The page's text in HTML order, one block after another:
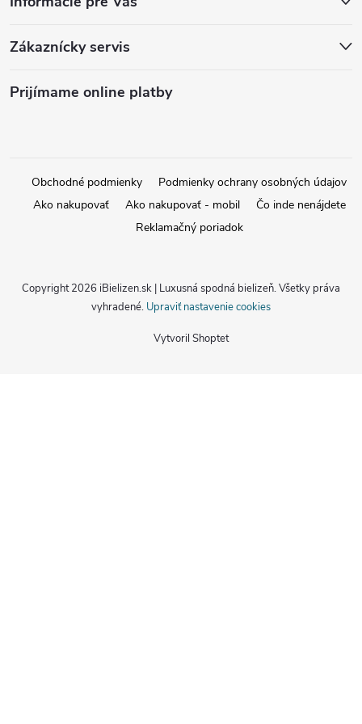
Zákaznícky servis
Prijímame online platby
Obchodné podmienky
Podmienky ochrany osobných údajov
Ako nakupovať
Ako nakupovať - mobil
Čo inde nenájdete
Reklamačný poriadok
Vytvoril Shoptet
Copyright 2026 iBielizen.sk | Luxusná spodná bielizeň. Všetky práva
vyhradené. Upraviť nastavenie cookies